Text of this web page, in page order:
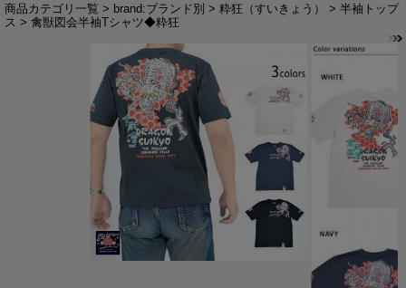
商品カテゴリ一覧 > brand:ブランド別 > 粋狂（すいきょう） > 半袖トップ
ス > 禽獣図会半袖Tシャツ◆粋狂